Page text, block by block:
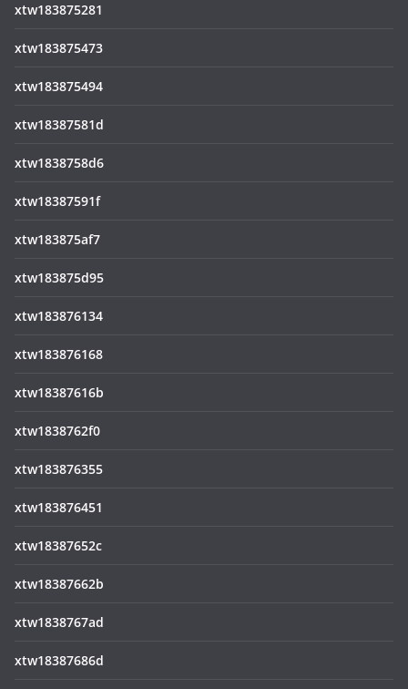
xtw183875281
xtw183875473
xtw183875494
xtw18387581d
xtw1838758d6
xtw18387591f
xtw183875af7
xtw183875d95
xtw183876134
xtw183876168
xtw18387616b
xtw1838762f0
xtw183876355
xtw183876451
xtw18387652c
xtw18387662b
xtw1838767ad
xtw18387686d